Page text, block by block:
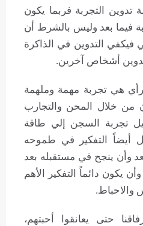
تدوين التجربة فربما يكون
فيما بعد وليس بالشرط أن
فيكفي التدوين في الذاكرة
أشخاص آخرين.
هي تجربة مهمة وملهمة
من خلال المحن والتجارب
تجربة السجن إلي طاقة
التفكير في طموحه
وأن ينجح في مستقبله بعد
يكون دائماً التفكير الأهم
حتى يعانقوا أحبتهم،